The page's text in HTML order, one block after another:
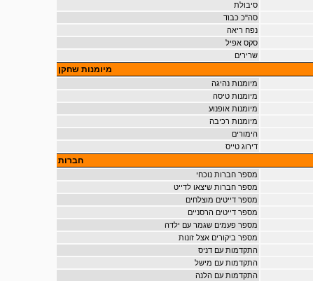
סיבולת
סה"כ כבוד
נפח ריאה
סקס אפיל
שרירים
מיומנות שחקן
מיומנות נהיגה
מיומנות טיסה
מיומנות אופנוע
מיומנות רכיבה
הימורים
דירוג טייס
חברות
מספר חברות נוכחי
מספר חברות שיצאו לדייט
מספר דייטים מוצלחים
מספר דייטים הרסניים
מספר פעמים שגמר עם ילדה
מספר ביקורים אצל זונות
התקדמות עם דניס
התקדמות עם מישל
התקדמות עם הלנה